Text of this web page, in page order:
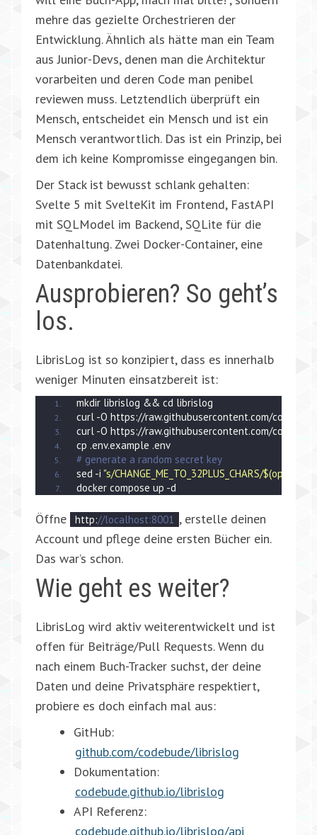
mehre das gezielte Orchestrieren der
Entwicklung. Ähnlich als hätte man ein Team
aus Junior-Devs, denen man die Architektur
vorarbeiten und deren Code man penibel
reviewen muss. Letztendlich überprüft ein
Mensch, entscheidet ein Mensch und ist ein
Mensch verantwortlich. Das ist ein Prinzip, bei
dem ich keine Kompromisse eingegangen bin.
Der Stack ist bewusst schlank gehalten:
Svelte 5 mit SvelteKit im Frontend, FastAPI
mit SQLModel im Backend, SQLite für die
Datenhaltung. Zwei Docker-Container, eine
Datenbankdatei.
Ausprobieren? So geht’s
los.
LibrisLog ist so konzipiert, dass es innerhalb
weniger Minuten einsatzbereit ist:
mkdir librislog && cd librislog
curl -O https://raw.githubusercontent.com/
curl -O https://raw.githubusercontent.com/
cp .env.example .env
# generate a random secret key
sed -i "s/CHANGE_ME_TO_32PLUS_CHARS/
docker compose up -d
Öffne http://localhost:8001 , erstelle deinen
Account und pflege deine ersten Bücher ein.
Das war’s schon.
Wie geht es weiter?
LibrisLog wird aktiv weiterentwickelt und ist
offen für Beiträge/Pull Requests. Wenn du
nach einem Buch-Tracker suchst, der deine
Daten und deine Privatsphäre respektiert,
probiere es doch einfach mal aus:
GitHub:
github.com/codebude/librislog
Dokumentation:
codebude.github.io/librislog
API Referenz:
codebude.github.io/librislog/api